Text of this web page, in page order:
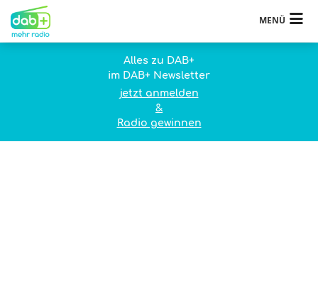
MENÜ
Alles zu DAB+
im DAB+ Newsletter
jetzt anmelden
&
Radio gewinnen